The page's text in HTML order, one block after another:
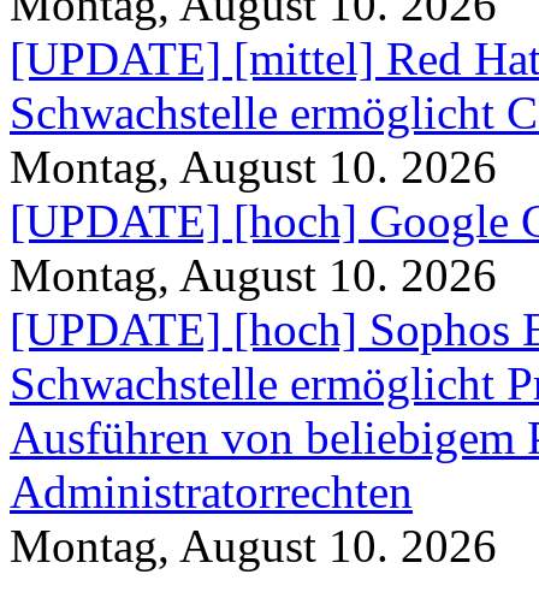
[UPDATE] [mittel] Red
Schwachstelle ermöglicht
Montag, August 10. 2026
[UPDATE] [hoch] Google
Montag, August 10. 2026
[UPDATE] [hoch] Sophos
Schwachstelle ermöglicht
Ausführen von beliebigem
Administratorrechten
Montag, August 10. 2026